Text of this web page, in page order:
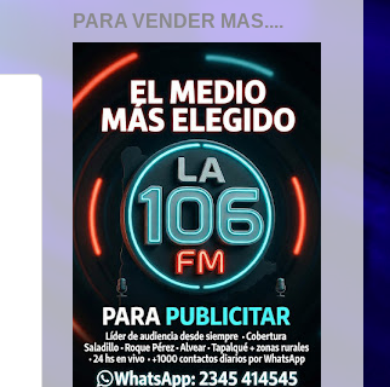
PARA VENDER MAS....